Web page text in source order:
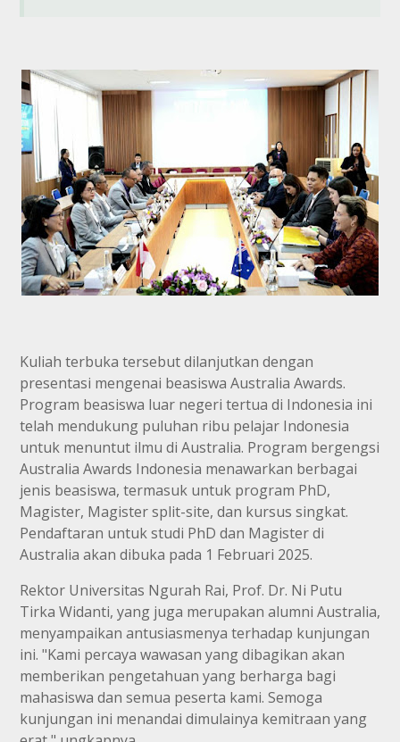
Kuliah terbuka tersebut dilanjutkan dengan
presentasi mengenai beasiswa Australia Awards.
Program beasiswa luar negeri tertua di Indonesia ini
telah mendukung puluhan ribu pelajar Indonesia
untuk menuntut ilmu di Australia. Program bergengsi
Australia Awards Indonesia menawarkan berbagai
jenis beasiswa, termasuk untuk program PhD,
Magister, Magister split-site, dan kursus singkat.
Pendaftaran untuk studi PhD dan Magister di
Australia akan dibuka pada 1 Februari 2025.
Rektor Universitas Ngurah Rai, Prof. Dr. Ni Putu
Tirka Widanti, yang juga merupakan alumni Australia,
menyampaikan antusiasmenya terhadap kunjungan
ini. "Kami percaya wawasan yang dibagikan akan
memberikan pengetahuan yang berharga bagi
mahasiswa dan semua peserta kami. Semoga
kunjungan ini menandai dimulainya kemitraan yang